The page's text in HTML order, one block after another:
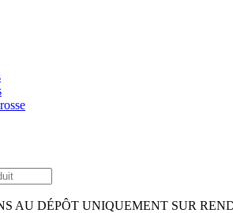
AU DÉPÔT UNIQUEMENT SUR